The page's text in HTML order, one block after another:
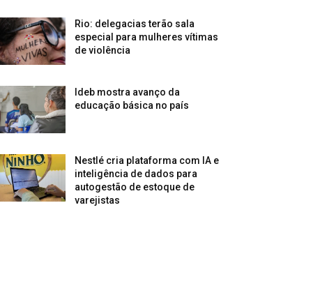
Rio: delegacias terão sala
especial para mulheres vítimas
de violência
Ideb mostra avanço da
educação básica no país
Nestlé cria plataforma com IA e
inteligência de dados para
autogestão de estoque de
varejistas